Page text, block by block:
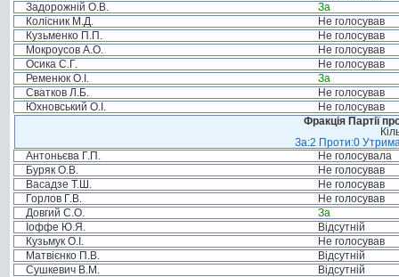
Задорожній О.В.
За
Колісник М.Д.
Не голосував
Кузьменко П.П.
Не голосував
Мокроусов А.О.
Не голосував
Осика С.Г.
Не голосував
Ременюк О.І.
За
Сватков Л.Б.
Не голосував
Юхновський О.І.
Не голосував
Фракція Партії
За:2 Проти:0
Антоньєва Г.П.
Не голосувала
Буряк О.В.
Не голосував
Васадзе Т.Ш.
Не голосував
Горлов Г.В.
Не голосував
Довгий С.О.
За
Іоффе Ю.Я.
Відсутній
Кузьмук О.І.
Не голосував
Матвієнко П.В.
Відсутній
Сушкевич В.М.
Відсутній